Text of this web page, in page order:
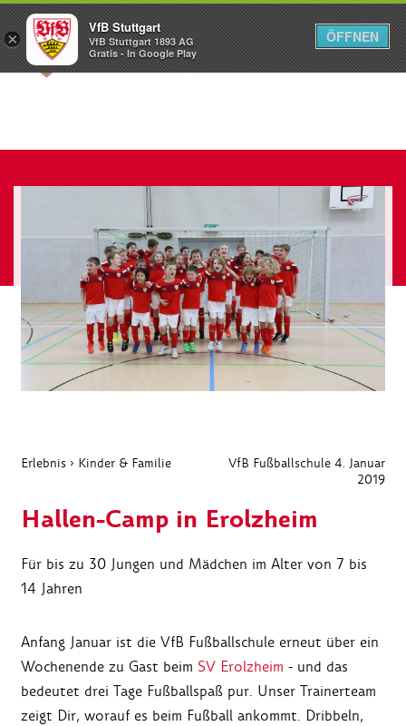
Menü
Erlebnis › Kinder & Familie VfB Fußballschule 4. Januar
2019
Hallen-Camp in Erolzheim
Für bis zu 30 Jungen und Mädchen im Alter von 7 bis
14 Jahren
Anfang Januar ist die VfB Fußballschule erneut über ein
Wochenende zu Gast beim SV Erolzheim - und das
bedeutet drei Tage Fußballspaß pur. Unser Trainerteam
zeigt Dir, worauf es beim Fußball ankommt. Dribbeln,
×
VfB Stuttgart
VfB Stuttgart 1893 AG
Gratis - In Google Play
ÖFFNEN